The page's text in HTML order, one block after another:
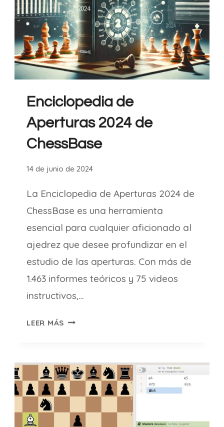
Enciclopedia de
Aperturas 2024 de
ChessBase
14 de junio de 2024
La Enciclopedia de Aperturas 2024 de
ChessBase es una herramienta
esencial para cualquier aficionado al
ajedrez que desee profundizar en el
estudio de las aperturas. Con más de
1.463 informes teóricos y 75 videos
instructivos,…
LEER MÁS ENCICLOPEDIA
DE
CHESSBASE